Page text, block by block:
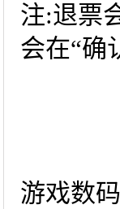
注:退票
会在“确
游戏数